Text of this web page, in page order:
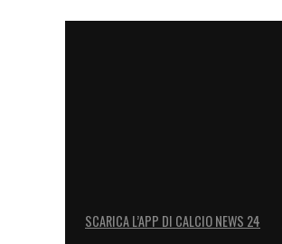
SCARICA L’APP DI CALCIO NEWS 24